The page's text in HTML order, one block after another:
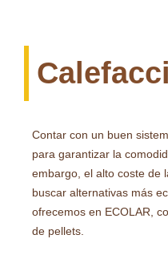
Contar con un buen
para garantizar la
embargo, el alto coste de
buscar alternativas más
ofrecemos en ECOLAR,
de pellets.